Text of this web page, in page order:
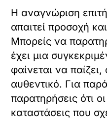
Η αναγνώριση
απαιτεί προσοχή
Μπορείς να
έχει μια
φαίνεται να παίζει,
αυθεντικό. Για
παρατηρήσεις ότι
καταστάσεις που